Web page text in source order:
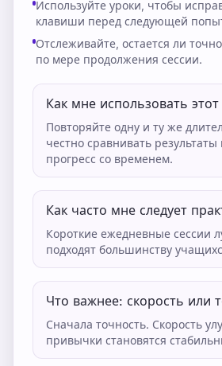
Используйте уроки, чтобы
клавиши перед следующей
Отслеживайте, остается ли
по мере продолжения сессии.
Как мне использовать
Повторяйте одну и ту же
честно сравнивать
прогресс со временем.
Как часто мне следует
Короткие ежедневные сессии
подходят большинству
Что важнее: скорость или
Сначала точность. Скорость
привычки становятся